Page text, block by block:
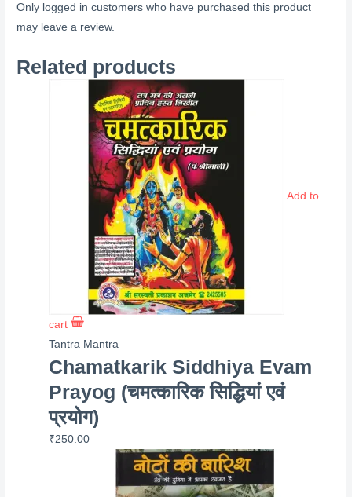
Only logged in customers who have purchased this product
may leave a review.
Related products
Add to
cart
Tantra Mantra
Chamatkarik Siddhiya Evam
Prayog (चमत्कारिक सिद्धियां एवं
प्रयोग)
₹250.00